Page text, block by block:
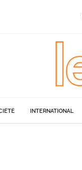
INTERNATIONAL